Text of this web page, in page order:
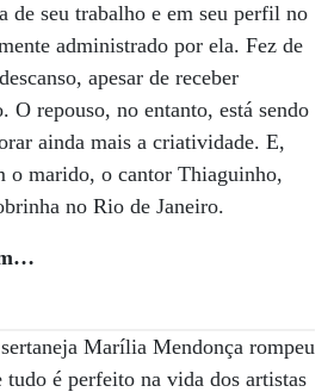
de seu trabalho e em seu perfil no
administrado por ela. Fez de
apesar de receber
O repouso, no entanto, está sendo
ainda mais a criatividade. E,
o marido, o cantor Thiaguinho,
no Rio de Janeiro.
Marília Mendonça rompeu
tudo é perfeito na vida dos artistas